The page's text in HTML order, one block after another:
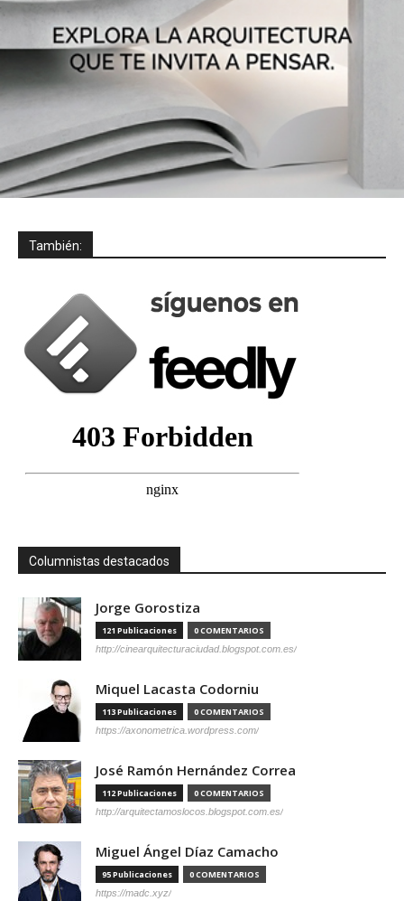
También:
Columnistas destacados
Jorge Gorostiza
121 Publicaciones 0 COMENTARIOS
http://cinearquitecturaciudad.blogspot.com.es/
Miquel Lacasta Codorniu
113 Publicaciones 0 COMENTARIOS
https://axonometrica.wordpress.com/
José Ramón Hernández Correa
112 Publicaciones 0 COMENTARIOS
http://arquitectamoslocos.blogspot.com.es/
Miguel Ángel Díaz Camacho
95 Publicaciones 0 COMENTARIOS
https://madc.xyz/